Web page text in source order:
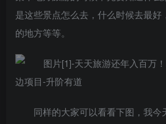
是这些景点怎么去，什么时候去最好
的地方等等。
同样的大家可以看看下图，我今